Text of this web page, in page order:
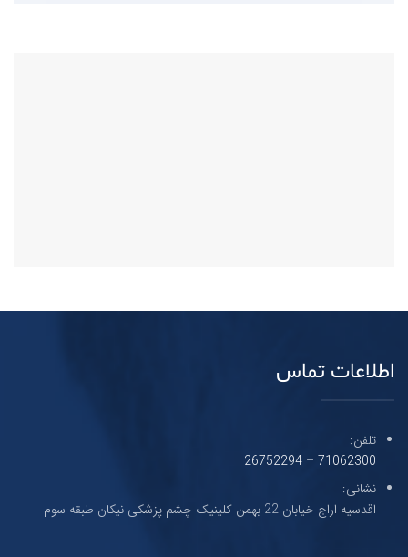
اطلاعات تماس
تلفن:
71062300
–
26752294
نشانی:
اقدسیه اراج خیابان 22 بهمن کلینیک چشم پزشکی نیکان طبقه سوم